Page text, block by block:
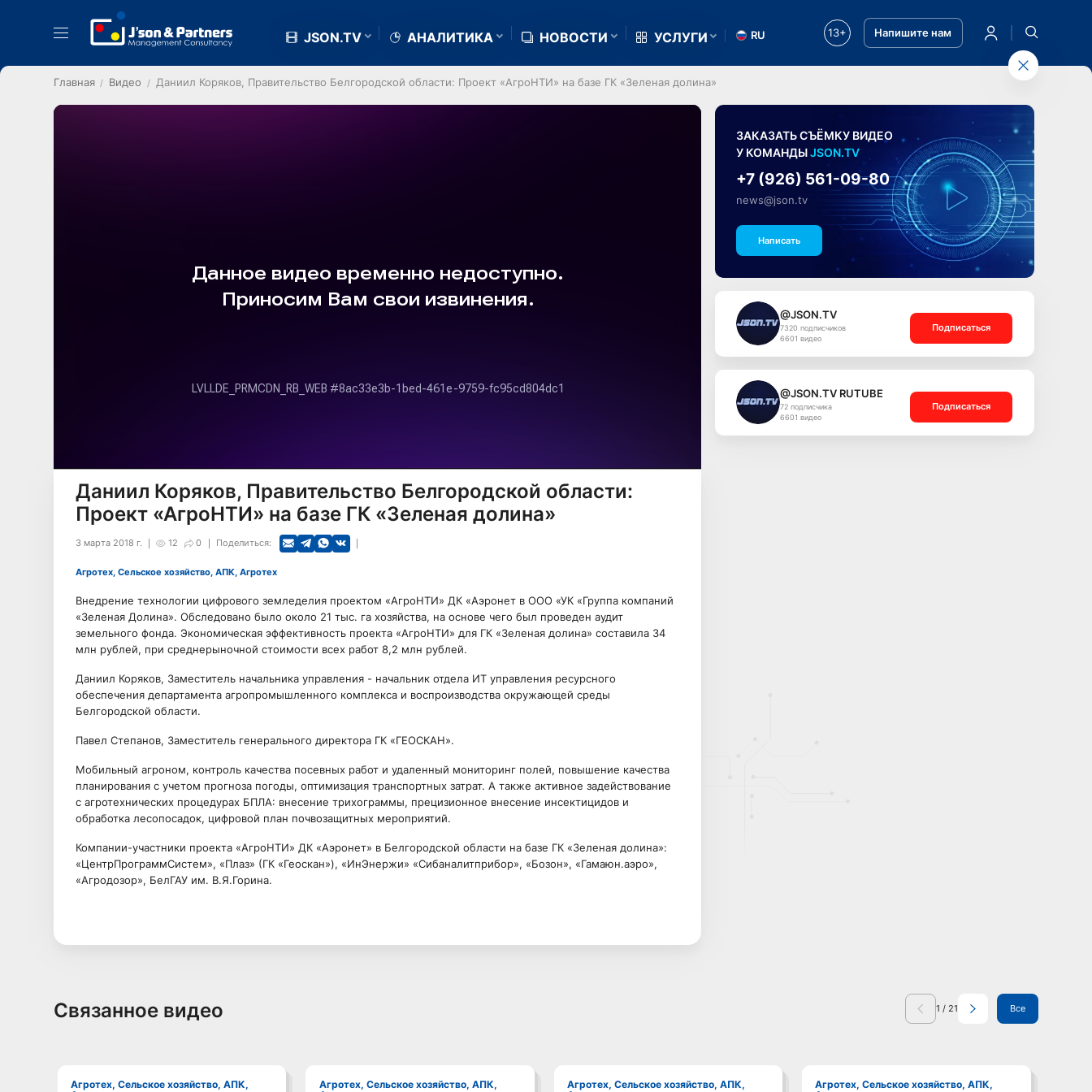
JSON.TV АНАЛИТИКА НОВОСТИ УСЛУГИ RU 13+ Напишите нам
Главная Видео Даниил Коряков, Правительство Белгородской области: Проект «АгроНТИ» на базе ГК «Зеленая долина»
Даниил Коряков, Правительство Белгородской области:
Проект «АгроНТИ» на базе ГК «Зеленая долина»
12 0
3 марта 2018 г. Поделиться:
Агротех, Сельское хозяйство, АПК, Агротех
Внедрение технологии цифрового земледелия проектом «АгроНТИ» ДК «Аэронет в ООО «УК «Группа компаний
«Зеленая Долина». Обследовано было около 21 тыс. га хозяйства, на основе чего был проведен аудит
земельного фонда. Экономическая эффективность проекта «АгроНТИ» для ГК «Зеленая долина» составила 34
млн рублей, при среднерыночной стоимости всех работ 8,2 млн рублей.
Даниил Коряков, Заместитель начальника управления - начальник отдела ИТ управления ресурсного
обеспечения департамента агропромышленного комплекса и воспроизводства окружающей среды
Белгородской области.
Павел Степанов, Заместитель генерального директора ГК «ГЕОСКАН».
Мобильный агроном, контроль качества посевных работ и удаленный мониторинг полей, повышение качества
планирования с учетом прогноза погоды, оптимизация транспортных затрат. А также активное задействование
с агротехнических процедурах БПЛА: внесение трихограммы, прецизионное внесение инсектицидов и
обработка лесопосадок, цифровой план почвозащитных мероприятий.
Компании-участники проекта «АгроНТИ» ДК «Аэронет» в Белгородской области на базе ГК «Зеленая долина»:
«ЦентрПрограммСистем», «Плаз» (ГК «Геоскан»), «ИнЭнержи» «Сибаналитприбор», «Бозон», «Гамаюн.аэро»,
«Агродозор», БелГАУ им. В.Я.Горина.
ЗАКАЗАТЬ СЪЁМКУ ВИДЕО
У КОМАНДЫJSON.TV
+7 (926) 561-09-80
news@json.tv
Написать
@JSON.TV
7320 подписчиков
6601 видео
Подписаться
@JSON.TV RUTUBE
72 подписчика
6601 видео
Подписаться
Связанное видео 1 / 21 Все
Агротех, Сельское хозяйство, АПК,
Агротех, Сельское хозяйство, АПК,
Агротех, Сельское хозяйство, АПК,
Агротех, Сельское хозяйство, АПК,